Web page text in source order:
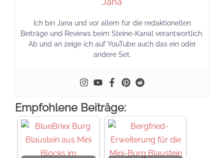
Ich bin Jana und vor allem für die redaktionellen
Beiträge und Reviews beim Steine-Kanal verantwortlich.
Ab und an zeige ich auf YouTube auch das ein oder
andere Set.
Empfohlene Beiträge: